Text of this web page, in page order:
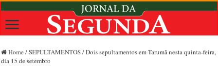
Home /SEPULTAMENTOS/Dois sepultamentos em Tarumã nesta quinta-feira,
dia 15 de setembro